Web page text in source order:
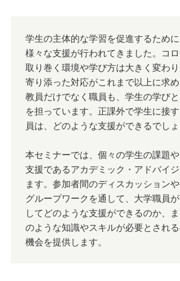
学生の主体的な学習を促進するため
様々な支援が行われてきました。コ
取り巻く環境や学び方は大きく変わ
寄り添った対応がこれまで以上に求め
教員だけでなく職員も、学生の学び
を担っています。正課外で学生に接
員は、どのような支援ができるでしょ
本セミナーでは、個々の学生の課題
支援であるアカデミック・アドバイ
ます。参加者間のディスカッション
グループワークを通して、大学職員
してどのような支援ができるのか、
のような知識やスキルが必要とされ
機会を提供します。